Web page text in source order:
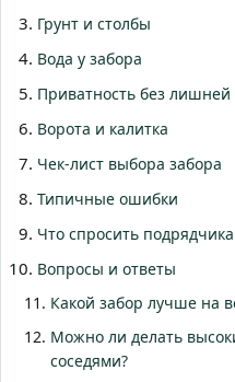
Грунт и столбы
Вода у забора
Приватность без лишней
Ворота и калитка
Чек-лист выбора забора
Типичные ошибки
Что спросить подрядчика
Вопросы и ответы
Какой забор лучше на
Можно ли делать
соседями?